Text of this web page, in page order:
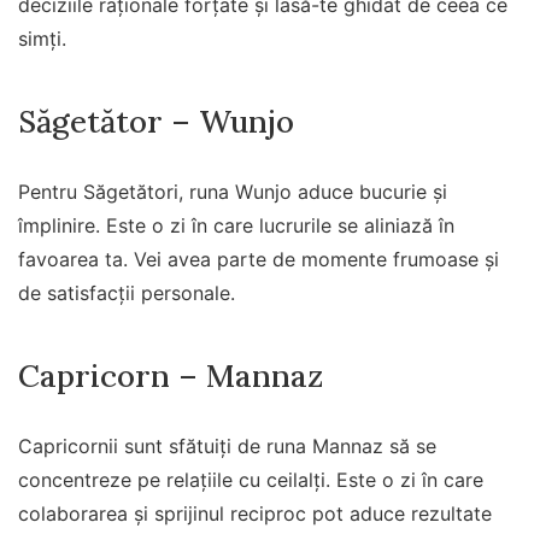
simți.
Săgetător – Wunjo
Pentru Săgetători, runa Wunjo aduce bucurie și
împlinire. Este o zi în care lucrurile se aliniază în
favoarea ta. Vei avea parte de momente frumoase și
de satisfacții personale.
Capricorn – Mannaz
Capricornii sunt sfătuiți de runa Mannaz să se
concentreze pe relațiile cu ceilalți. Este o zi în care
colaborarea și sprijinul reciproc pot aduce rezultate